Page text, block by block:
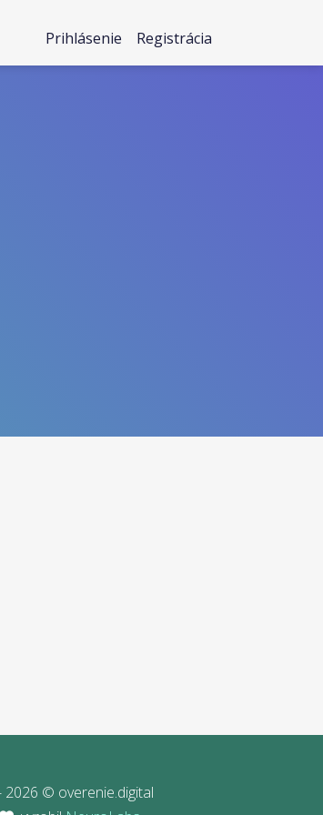
Prihlásenie Registrácia
2026 © overenie.digital